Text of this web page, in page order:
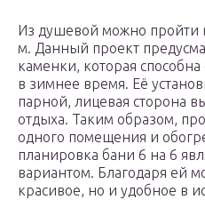
Из душевой можно пройти
м. Данный проект
каменки, которая
в зимнее время. Её
парной, лицевая сторона
отдыха. Таким образом,
одного помещения и
планировка бани 6 на 6
вариантом. Благодаря ей
красивое, но и удобное в